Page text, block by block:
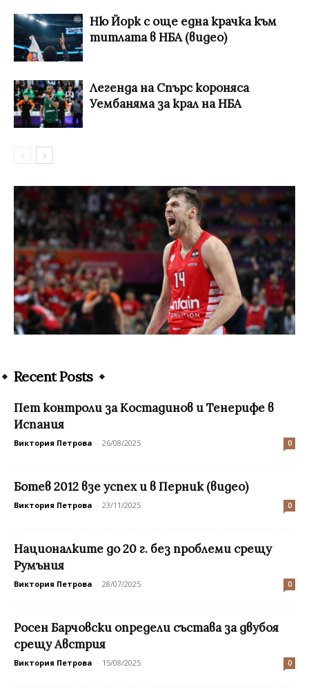
Ню Йорк с още една крачка към
титлата в НБА (видео)
Легенда на Спърс короняса
Уембаняма за крал на НБА
Recent Posts
Пет контроли за Костадинов и Тенерифе в
Испания
Виктория Петрова - 26/08/2025 0
Ботев 2012 взе успех и в Перник (видео)
Виктория Петрова - 23/11/2025 0
Националките до 20 г. без проблеми срещу
Румъния
Виктория Петрова - 28/07/2025 0
Росен Барчовски определи състава за двубоя
срещу Австрия
Виктория Петрова - 15/08/2025 0